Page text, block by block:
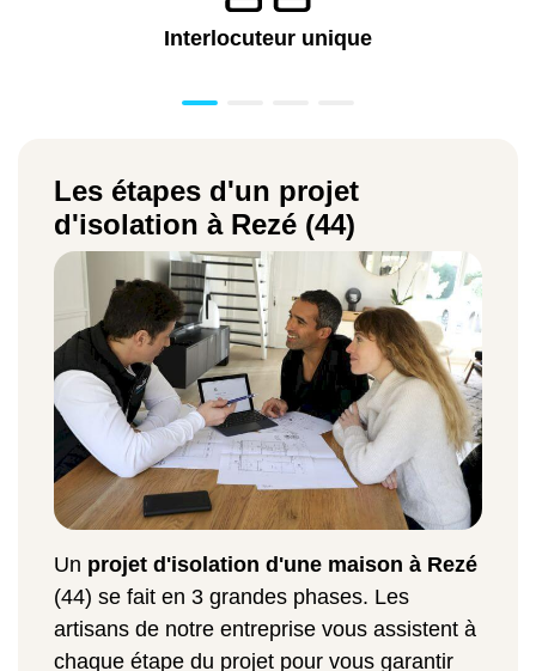
Interlocuteur unique
Les étapes d'un projet
d'isolation à Rezé (44)
Un projet d'isolation d'une maison à Rezé
(44) se fait en 3 grandes phases. Les
artisans de notre entreprise vous assistent à
chaque étape du projet pour vous garantir